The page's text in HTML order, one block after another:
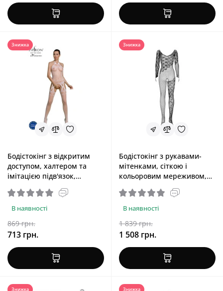
Знижка
Бодістокінг з відкритим
доступом, халтером та
імітацією підв'язок,
червоний Passion ECO
BS006 Red , халтером та
імітацією підв'язок, білий
В наявності
869 грн.
713 грн.
Знижка
Бодістокінг з рукавами-
мітенками, сіткою і
кольоровим мереживом,
чорний Obsessive
Bodystocking F210 Black,
S/M/L
В наявності
1 839 грн.
1 508 грн.
Знижка Знижка